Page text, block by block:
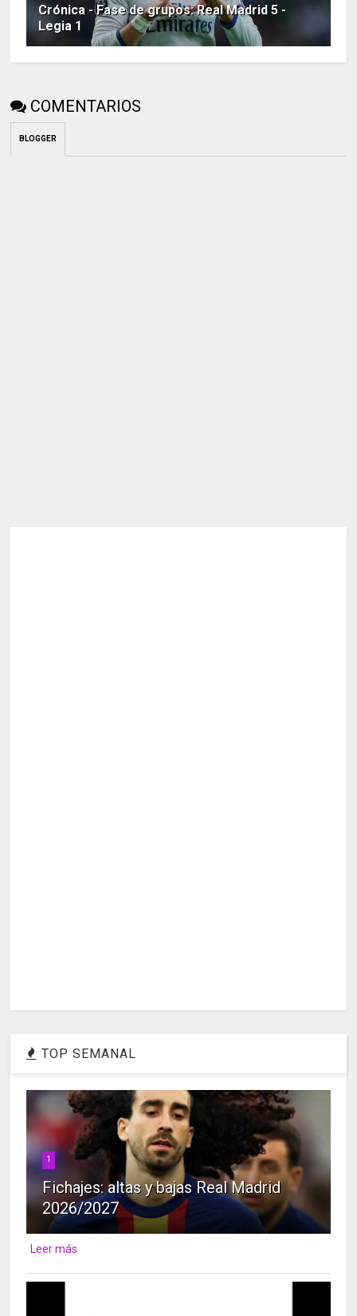
Crónica - Fase de grupos: Real Madrid 5 -
Legia 1
COMENTARIOS
BLOGGER
TOP SEMANAL
1
Fichajes: altas y bajas Real Madrid
2026/2027
Leer más